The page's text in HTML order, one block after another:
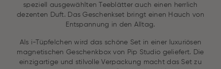
speziell ausgewählten Teeblätter auch einen herrlich
dezenten Duft. Das Geschenkset bringt einen Hauch von
Entspannung in den Alltag.
Als i-Tüpfelchen wird das schöne Set in einer luxuriösen
magnetischen Geschenkbox von Pip Studio geliefert. Die
einzigartige und stilvolle Verpackung macht das Set zu